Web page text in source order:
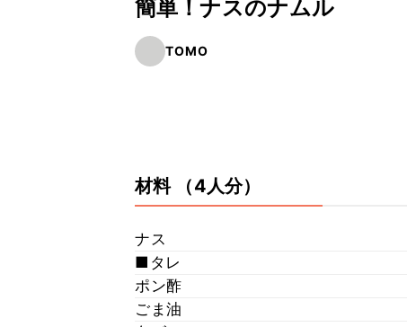
簡単！ナスのナムル
TOMO
材料 （4人分）
ナス
■タレ
ポン酢
ごま油